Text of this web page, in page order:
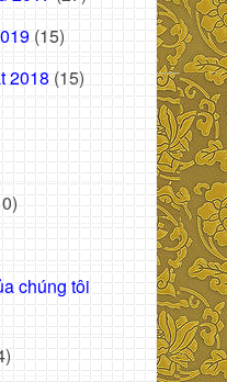
(15)
2018 (15)
chúng tôi